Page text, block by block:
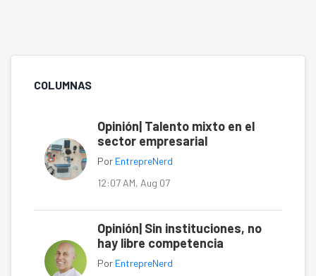
COLUMNAS
Opinión| Talento mixto en el
sector empresarial
Por EntrepreNerd
12:07 AM, Aug 07
Opinión| Sin instituciones, no
hay libre competencia
Por EntrepreNerd